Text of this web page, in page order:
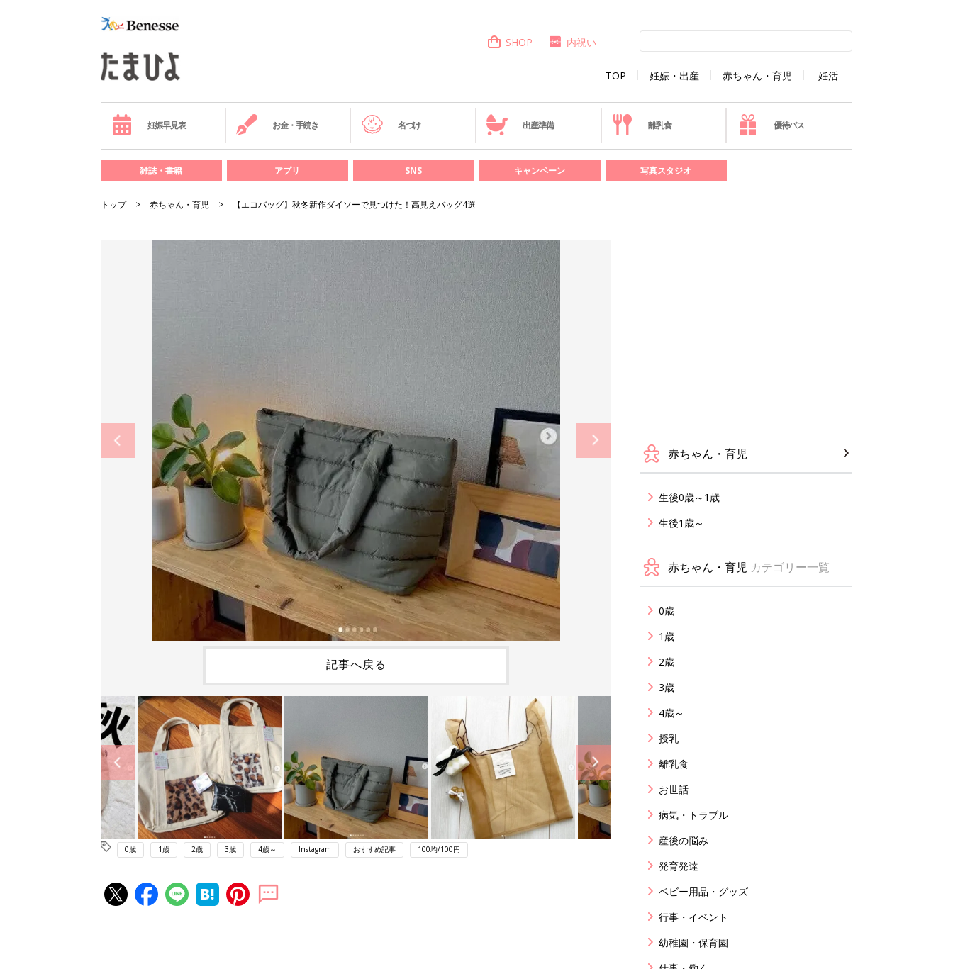
TOP 妊娠・出産 赤ちゃん・育児 妊活
SHOP 内祝い
妊娠早見表 お金・手続き 名づけ 出産準備 離乳食 優待パス
雑誌・書籍 アプリ SNS キャンペーン 写真スタジオ
トップ 赤ちゃん・育児 【エコバッグ】秋冬新作ダイソーで見つけた！高見えバッグ4選
記事へ戻る
0歳 1歳 2歳 3歳 4歳～ Instagram おすすめ記事 100均/100円
赤ちゃん・育児
生後0歳～1歳
生後1歳～
赤ちゃん・育児 カテゴリー一覧
0歳
1歳
2歳
3歳
4歳～
授乳
離乳食
お世話
病気・トラブル
産後の悩み
発育発達
ベビー用品・グッズ
行事・イベント
幼稚園・保育園